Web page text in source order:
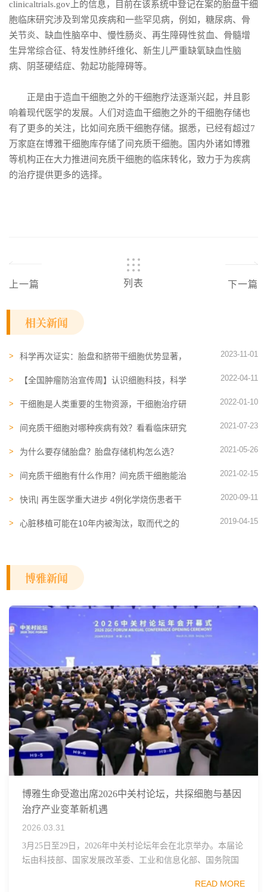
clinicaltrials.gov上的信息，目前在该系统中登记在案的胎盘干细
胞临床研究涉及到常见疾病和一些罕见病，例如，糖尿病、骨
关节炎、缺血性脑卒中、慢性肠炎、再生障碍性贫血、骨髓增
生异常综合征、特发性肺纤维化、新生儿严重缺氧缺血性脑
病、阴茎硬结症、勃起功能障碍等。
正是由于造血干细胞之外的干细胞疗法逐渐兴起，并且影
响着现代医学的发展。人们对造血干细胞之外的干细胞存储也
有了更多的关注，比如间充质干细胞存储。据悉，已经有超过7
万家庭在博雅干细胞库存储了间充质干细胞。国内外诸如博雅
等机构正在大力推进间充质干细胞的临床转化，致力于为疾病
的治疗提供更多的选择。
上一篇 列表 下一篇
相关新闻
科学再次证实：胎盘和脐带干细胞优势显著，
2023-11-01
【全国肿瘤防治宣传周】认识细胞科技，科学
2022-04-11
干细胞​是人类重要的生物资源，干细胞治疗研
2022-01-10
间充质干细胞对哪种疾病有效？看看临床研究
2021-07-23
为什么要存储胎盘？胎盘存储机构怎么选？ 2021-05-26
间充质干细胞有什么作用？间充质干细胞能治
2021-02-15
快讯| 再生医学重大进步 4例化学烧伤患者干
2020-09-11
心脏移植可能在10年内被淘汰，取而代之的
2019-04-15
博雅新闻
博雅生命受邀出席2026中关村论坛，共探细胞与基因
治疗产业变革新机遇
2026.03.31
3月25日至29日，2026年中关村论坛年会在北京举办。本届论
坛由科技部、国家发展改革委、工业和信息化部、国务院国
READ MORE